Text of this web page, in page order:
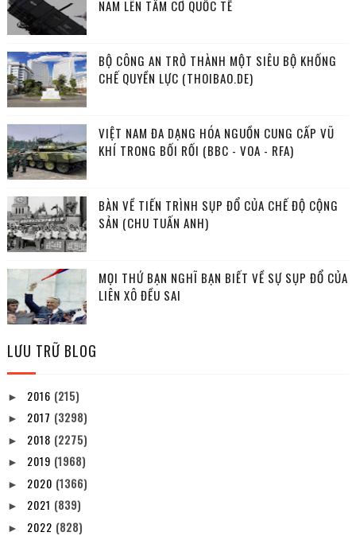
NAM LÊN TẦM CỠ QUỐC TẾ
BỘ CÔNG AN TRỞ THÀNH MỘT SIÊU BỘ KHỐNG
CHẾ QUYỀN LỰC (THOIBAO.DE)
VIỆT NAM ĐA DẠNG HÓA NGUỒN CUNG CẤP VŨ
KHÍ TRONG BỐI RỐI (BBC - VOA - RFA)
BÀN VỀ TIẾN TRÌNH SỤP ĐỔ CỦA CHẾ ĐỘ CỘNG
SẢN (CHU TUẤN ANH)
MỌI THỨ BẠN NGHĨ BẠN BIẾT VỀ SỰ SỤP ĐỔ CỦA
LIÊN XÔ ĐỀU SAI
LƯU TRỮ BLOG
► 2016 (215)
► 2017 (3298)
► 2018 (2275)
► 2019 (1968)
► 2020 (1366)
► 2021 (839)
► 2022 (828)